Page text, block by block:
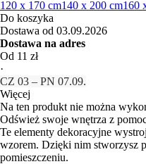
120 x 170 cm140 x 200 cm160
Do koszyka
Dostawa od 03.09.2026
Dostawa na adres
Od 11 zł
·
CZ 03 – PN 07.09.
Więcej
Na ten produkt nie można
Odśwież swoje wnętrza z
Te elementy dekoracyjne
wzorem. Dzięki nim stworzysz
pomieszczeniu.